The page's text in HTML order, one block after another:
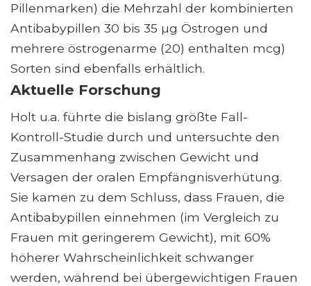
Pillenmarken) die Mehrzahl der kombinierten
Antibabypillen 30 bis 35 µg Östrogen und
mehrere östrogenarme (20) enthalten mcg)
Sorten sind ebenfalls erhältlich.
Aktuelle Forschung
Holt u.a. führte die bislang größte Fall-
Kontroll-Studie durch und untersuchte den
Zusammenhang zwischen Gewicht und
Versagen der oralen Empfängnisverhütung.
Sie kamen zu dem Schluss, dass Frauen, die
Antibabypillen einnehmen (im Vergleich zu
Frauen mit geringerem Gewicht), mit 60%
höherer Wahrscheinlichkeit schwanger
werden, während bei übergewichtigen Frauen